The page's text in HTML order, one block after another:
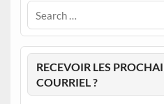
RECEVOIR LES
COURRIEL ?